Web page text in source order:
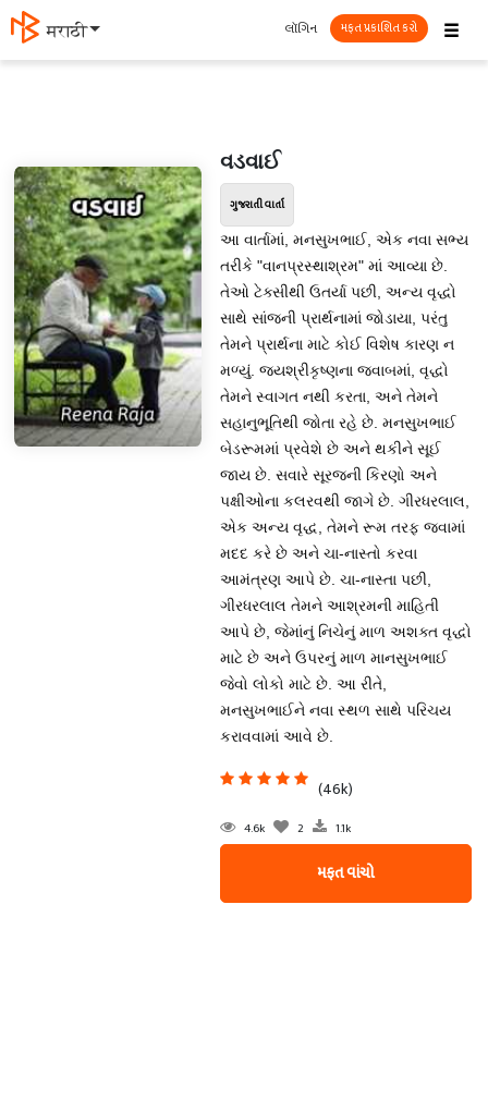
मराठी ☰
લૉગિન મફત પ્રકાશિત કરો
વડવાઈ
ગુજરાતી વાર્તા
આ વાર્તામાં, મનસુખભાઈ, એક નવા સભ્ય
તરીકે "વાનપ્રસ્થાશ્રમ" માં આવ્યા છે.
તેઓ ટેક્સીથી ઉતર્યા પછી, અન્ય વૃદ્ધો
સાથે સાંજની પ્રાર્થનામાં જોડાયા, પરંતુ
તેમને પ્રાર્થના માટે કોઈ વિશેષ કારણ ન
મળ્યું. જયશ્રીકૃષ્ણના જવાબમાં, વૃદ્ધો
તેમને સ્વાગત નથી કરતા, અને તેમને
સહાનુભૂતિથી જોતા રહે છે. મનસુખભાઈ
બેડરૂમમાં પ્રવેશે છે અને થકીને સૂઈ
જાય છે. સવારે સૂરજની કિરણો અને
પક્ષીઓના કલરવથી જાગે છે. ગીરધરલાલ,
એક અન્ય વૃદ્ધ, તેમને રૂમ તરફ જવામાં
મદદ કરે છે અને ચા-નાસ્તો કરવા
આમંત્રણ આપે છે. ચા-નાસ્તા પછી,
ગીરધરલાલ તેમને આશ્રમની માહિતી
આપે છે, જેમાંનું નિચેનું માળ અશક્ત વૃદ્ધો
માટે છે અને ઉપરનું માળ માનસુખભાઈ
જેવો લોકો માટે છે. આ રીતે,
મનસુખભાઈને નવા સ્થળ સાથે પરિચય
કરાવવામાં આવે છે.
(46k)
4.6k 2 1.1k
મફત વાંચો